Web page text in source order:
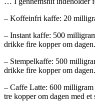
– Koffeinfri kaffe: 20
– Instant kaffe: 500
drikke fire kopper om dagen.
– Stempelkaffe: 500
drikke fire kopper om dagen.
– Caffe Latte: 600
tre kopper om dagen med et